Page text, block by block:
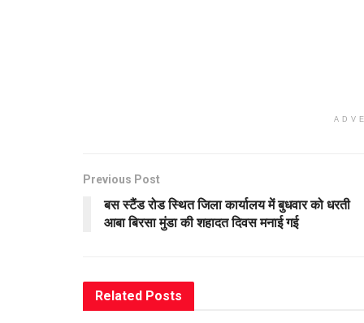
Previous Post
बस स्टैंड रोड स्थित जिला कार्यालय में बुधवार को धरती
आबा बिरसा मुंडा की शहादत दिवस मनाई गई
Related Posts